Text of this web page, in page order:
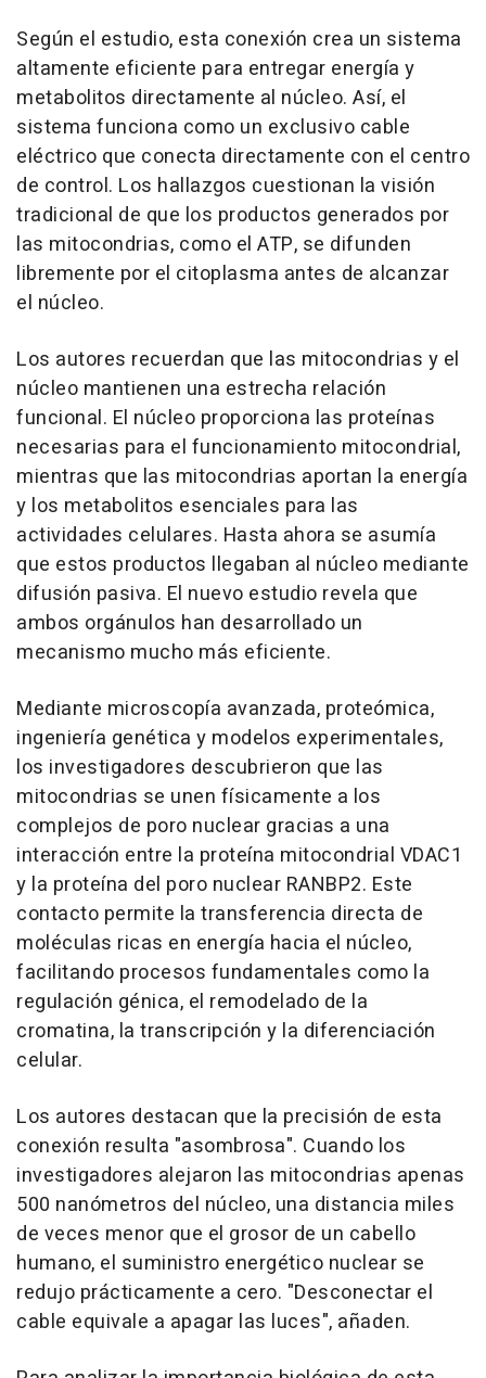
Según el estudio, esta conexión crea un sistema
altamente eficiente para entregar energía y
metabolitos directamente al núcleo. Así, el
sistema funciona como un exclusivo cable
eléctrico que conecta directamente con el centro
de control. Los hallazgos cuestionan la visión
tradicional de que los productos generados por
las mitocondrias, como el ATP, se difunden
libremente por el citoplasma antes de alcanzar
el núcleo.
Los autores recuerdan que las mitocondrias y el
núcleo mantienen una estrecha relación
funcional. El núcleo proporciona las proteínas
necesarias para el funcionamiento mitocondrial,
mientras que las mitocondrias aportan la energía
y los metabolitos esenciales para las
actividades celulares. Hasta ahora se asumía
que estos productos llegaban al núcleo mediante
difusión pasiva. El nuevo estudio revela que
ambos orgánulos han desarrollado un
mecanismo mucho más eficiente.
Mediante microscopía avanzada, proteómica,
ingeniería genética y modelos experimentales,
los investigadores descubrieron que las
mitocondrias se unen físicamente a los
complejos de poro nuclear gracias a una
interacción entre la proteína mitocondrial VDAC1
y la proteína del poro nuclear RANBP2. Este
contacto permite la transferencia directa de
moléculas ricas en energía hacia el núcleo,
facilitando procesos fundamentales como la
regulación génica, el remodelado de la
cromatina, la transcripción y la diferenciación
celular.
Los autores destacan que la precisión de esta
conexión resulta "asombrosa". Cuando los
investigadores alejaron las mitocondrias apenas
500 nanómetros del núcleo, una distancia miles
de veces menor que el grosor de un cabello
humano, el suministro energético nuclear se
redujo prácticamente a cero. "Desconectar el
cable equivale a apagar las luces", añaden.